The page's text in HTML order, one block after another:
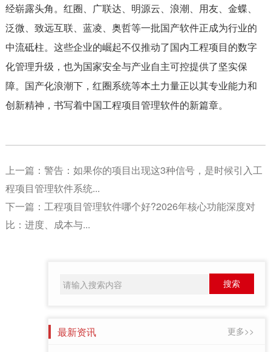
经崭露头角。红圈、广联达、明源云、浪潮、用友、金蝶、
泛微、致远互联、蓝凌、奥哲等一批国产软件正成为行业的
中流砥柱。这些企业的崛起不仅推动了国内工程项目的数字
化管理升级，也为国家安全与产业自主可控提供了坚实保
障。国产化浪潮下，红圈系统等本土力量正以其专业能力和
创新精神，书写着中国工程项目管理软件的新篇章。
上一篇： 警告：如果你的项目出现这3种信号，是时候引入工
程项目管理软件系统...
下一篇： 工程项目管理软件哪个好?2026年核心功能深度对
比：进度、成本与...
最新资讯 更多>>